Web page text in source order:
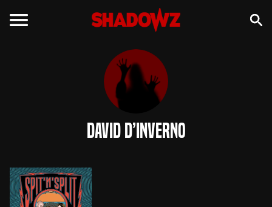
David D’Inverno